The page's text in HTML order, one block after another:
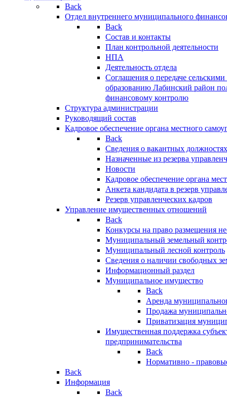
Back
Отдел внутреннего муниципального
Back
Состав и контакты
План контрольной деятельности
НПА
Деятельность отдела
Соглашения о передаче
образованию Лабинский район
финансовому контролю
Структура администрации
Руководящий состав
Кадровое обеспечение органа местного
Back
Сведения о вакантных
Назначенные из резерва
Новости
Кадровое обеспечение органа
Анкета кандидата в резерв
Резерв управленческих кадров
Управление имущественных отношений
Back
Конкурсы на право размещения
Муниципальный земельный
Муниципальный лесной контроль
Сведения о наличии свободных
Информационный раздел
Муниципальное имущество
Back
Аренда
Продажа
Приватизация
Имущественная поддержка
предпринимательства
Back
Нормативно -
Back
Информация
Back